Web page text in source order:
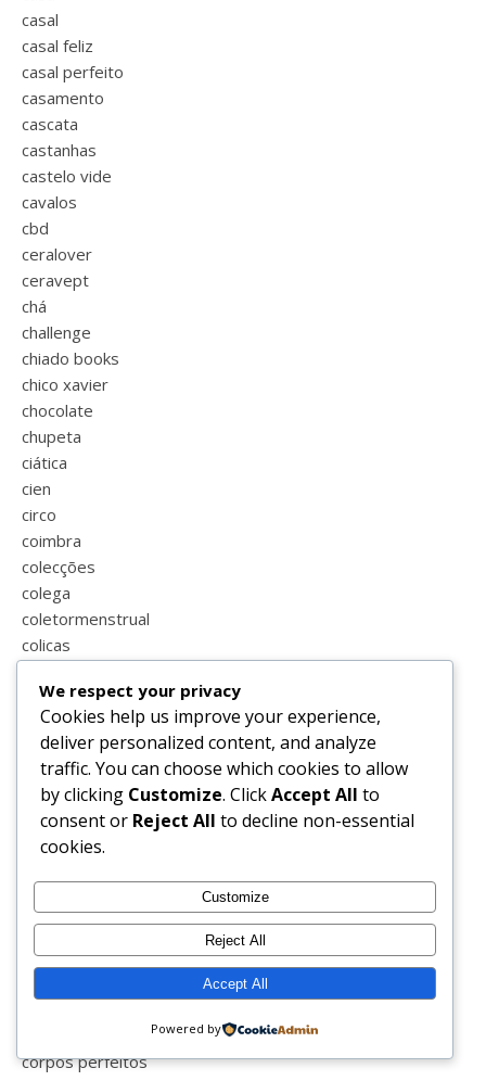
casal
casal feliz
casal perfeito
casamento
cascata
castanhas
castelo vide
cavalos
cbd
ceralover
ceravept
chá
challenge
chiado books
chico xavier
chocolate
chupeta
ciática
cien
circo
coimbra
colecções
colega
coletormenstrual
colicas
coluna
comparações
comporta
compras
conduzir
confinamento
conselhos
consultas
consultoria de imagem e estilo
conversas
copomenstrual
corpos perfeitos
We respect your privacy
Cookies help us improve your experience,
deliver personalized content, and analyze
traffic. You can choose which cookies to allow
by clicking Customize. ClickAccept All to
consent or Reject All to decline non-essential
cookies.
Customize
Reject All
Accept All
Powered by